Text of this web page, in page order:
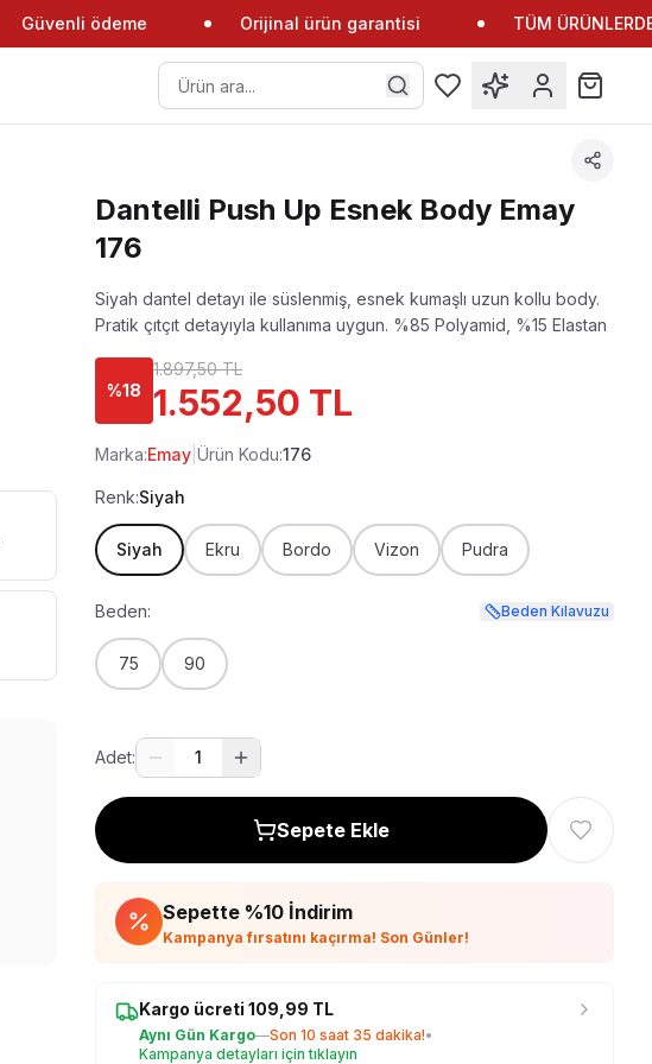
Güvenli ödeme Orijinal ürün garantisi TÜM ÜRÜNLERDE
Dantelli Push Up Esnek Body Emay
176
Siyah dantel detayı ile süslenmiş, esnek kumaşlı uzun kollu body.
Pratik çıtçıt detayıyla kullanıma uygun. %85 Polyamid, %15 Elastan
%18
1.897,50 TL
1.552,50 TL
Marka:Emay |Ürün Kodu:176
Renk:Siyah
Siyah Ekru Bordo Vizon Pudra
Beden: Beden Kılavuzu
75 90
Adet: 1
Sepete Ekle
Sepette %10 İndirim
Kampanya fırsatını kaçırma! Son Günler!
Kargo ücreti109,99 TL
Aynı Gün Kargo—Son10 saat 35 dakika!•
Kampanya detayları için tıklayın